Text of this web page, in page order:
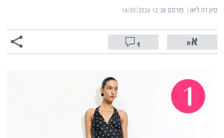
סיון דה ליאו | ‏פורסם ‎14/05/2026 12:38
1